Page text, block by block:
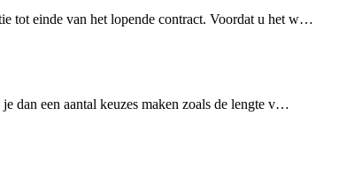
tot einde van het lopende contract. Voordat u het w…
dan een aantal keuzes maken zoals de lengte v…